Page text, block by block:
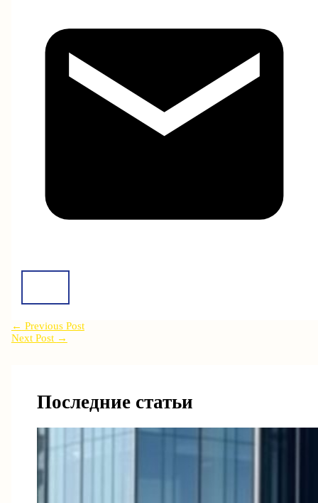
← Previous Post
Next Post →
Последние статьи